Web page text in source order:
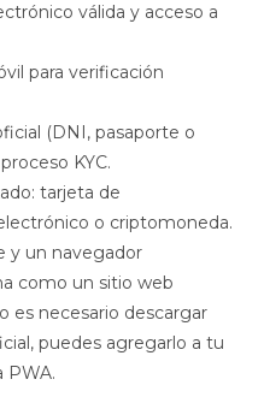
válida y acceso a
para verificación
(DNI, pasaporte o
KYC.
tarjeta de
o criptomoneda.
y un navegador
como un sitio web
es necesario descargar
puedes agregarlo a tu
PWA.